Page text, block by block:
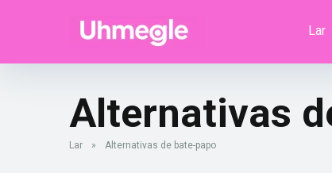
Lar
Alternativas
Lar » Alternativas de bate-papo